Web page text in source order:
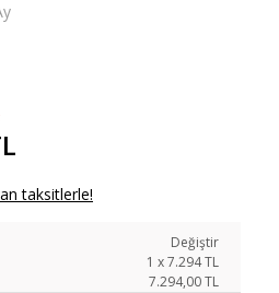
taksitlerle!
Değiştir
1 x7.294TL
7.294,00 TL